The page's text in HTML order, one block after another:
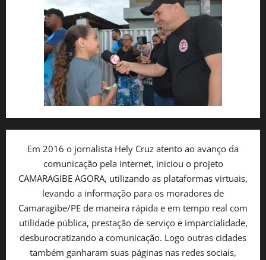
Em 2016 o jornalista Hely Cruz atento ao avanço da
comunicação pela internet, iniciou o projeto
CAMARAGIBE AGORA, utilizando as plataformas virtuais,
levando a informação para os moradores de
Camaragibe/PE de maneira rápida e em tempo real com
utilidade pública, prestação de serviço e imparcialidade,
desburocratizando a comunicação. Logo outras cidades
também ganharam suas páginas nas redes sociais,